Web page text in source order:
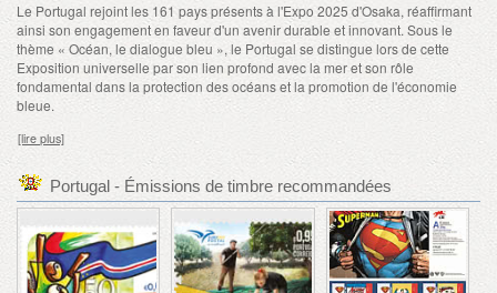
Le Portugal rejoint les 161 pays présents à l'Expo 2025 d'Osaka, réaffirmant
ainsi son engagement en faveur d'un avenir durable et innovant. Sous le
thème « Océan, le dialogue bleu », le Portugal se distingue lors de cette
Exposition universelle par son lien profond avec la mer et son rôle
fondamental dans la protection des océans et la promotion de l'économie
bleue.
[lire plus]
Portugal - Émissions de timbre recommandées